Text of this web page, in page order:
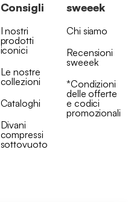
Consigli
I nostri
prodotti
iconici
Le nostre
collezioni
Cataloghi
Divani
compressi
sottovuoto
sweeek
Chi siamo
Recensioni
sweeek
*Condizioni
delle offerte
e codici
promozionali